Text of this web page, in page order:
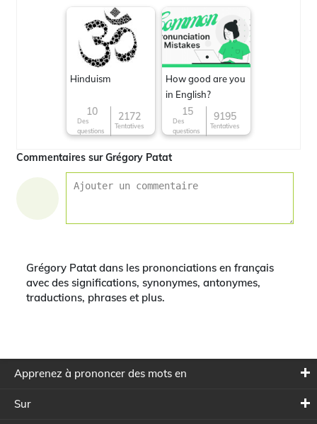
Hinduism
10
Des
questions
2172
Tentatives
How good are you
in English?
15
Des
questions
9195
Tentatives
Commentaires sur Grégory Patat
Grégory Patat dans les prononciations en français
avec des significations, synonymes, antonymes,
traductions, phrases et plus.
Apprenez à prononcer des mots en
Sur